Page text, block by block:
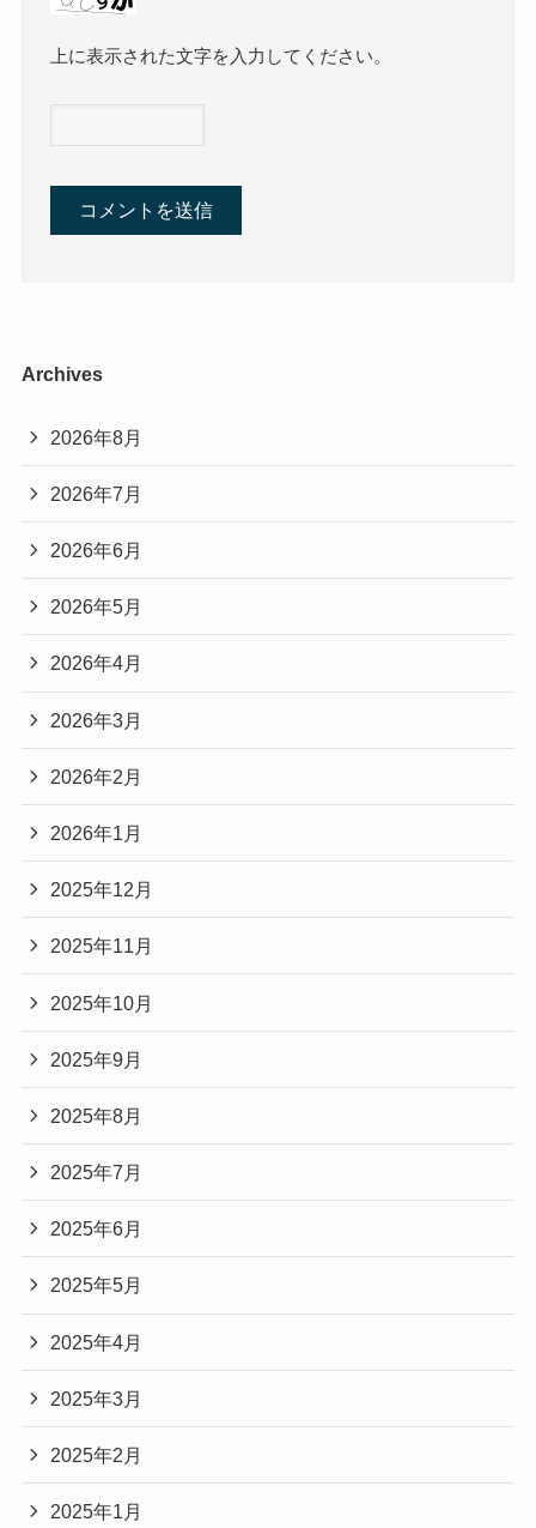
上に表示された文字を入力してください。
Archives
2026年8月
2026年7月
2026年6月
2026年5月
2026年4月
2026年3月
2026年2月
2026年1月
2025年12月
2025年11月
2025年10月
2025年9月
2025年8月
2025年7月
2025年6月
2025年5月
2025年4月
2025年3月
2025年2月
2025年1月